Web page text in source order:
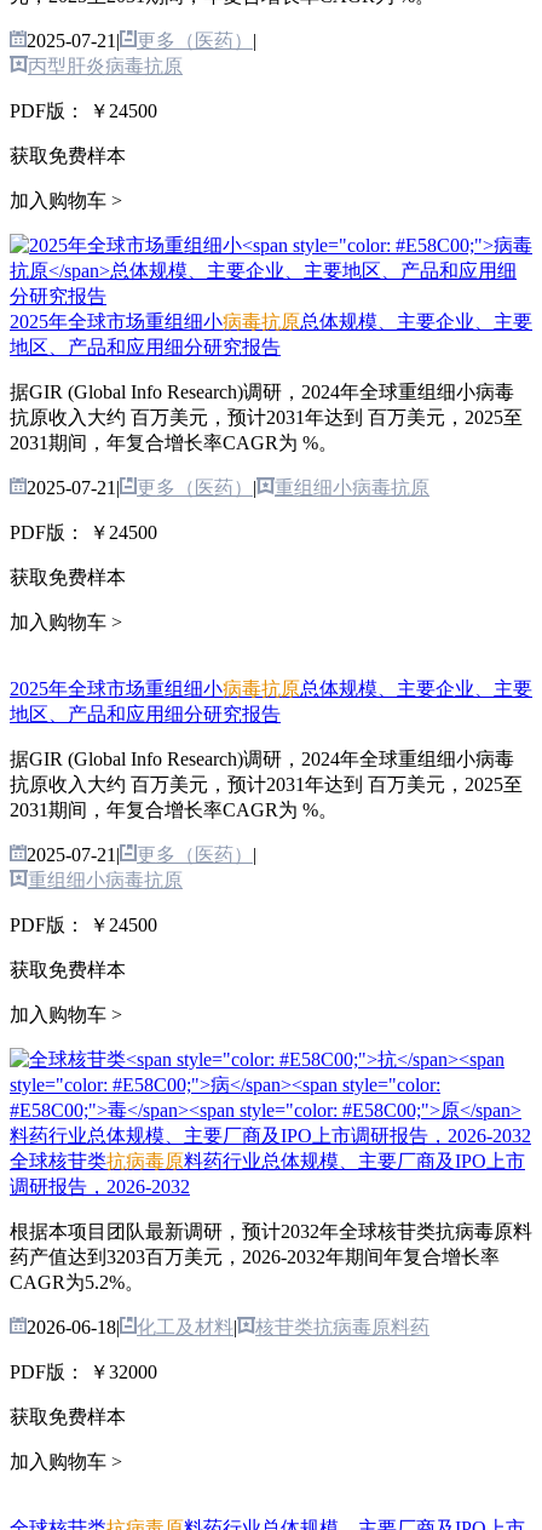
2025-07-21 | 更多（医药） |
丙型肝炎病毒抗原
PDF版： ￥24500
获取免费样本
加入购物车 >
2025年全球市场重组细小病毒抗原总体规模、主要企业、主要
地区、产品和应用细分研究报告
据GIR (Global Info Research)调研，2024年全球重组细小病毒
抗原收入大约 百万美元，预计2031年达到 百万美元，2025至
2031期间，年复合增长率CAGR为 %。
2025-07-21 | 更多（医药） | 重组细小病毒抗原
PDF版： ￥24500
获取免费样本
加入购物车 >
2025年全球市场重组细小病毒抗原总体规模、主要企业、主要
地区、产品和应用细分研究报告
据GIR (Global Info Research)调研，2024年全球重组细小病毒
抗原收入大约 百万美元，预计2031年达到 百万美元，2025至
2031期间，年复合增长率CAGR为 %。
2025-07-21 | 更多（医药） |
重组细小病毒抗原
PDF版： ￥24500
获取免费样本
加入购物车 >
全球核苷类抗病毒原料药行业总体规模、主要厂商及IPO上市
调研报告，2026-2032
根据本项目团队最新调研，预计2032年全球核苷类抗病毒原料
药产值达到3203百万美元，2026-2032年期间年复合增长率
CAGR为5.2%。
2026-06-18| 化工及材料| 核苷类抗病毒原料药
PDF版： ￥32000
获取免费样本
加入购物车 >